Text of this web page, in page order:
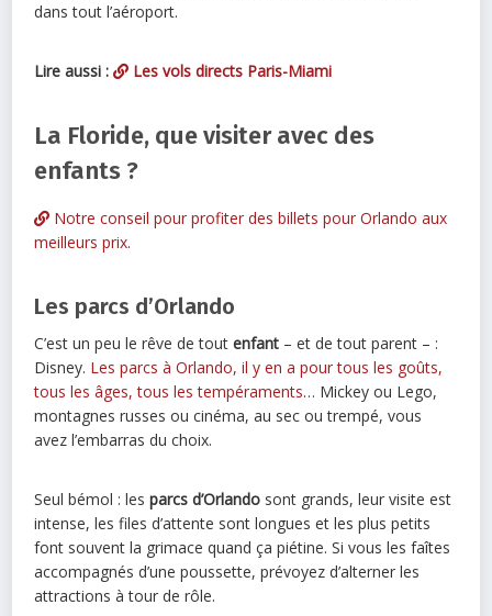
dans tout l’aéroport.
Lire aussi : Les vols directs Paris-Miami
La Floride, que visiter avec des
enfants ?
Notre conseil pour profiter des billets pour Orlando aux
meilleurs prix.
Les parcs d’Orlando
C’est un peu le rêve de tout enfant – et de tout parent – :
Disney. Les parcs à Orlando, il y en a pour tous les goûts,
tous les âges, tous les tempéraments… Mickey ou Lego,
montagnes russes ou cinéma, au sec ou trempé, vous
avez l’embarras du choix.
Seul bémol : lesparcs d’Orlando sont grands, leur visite est
intense, les files d’attente sont longues et les plus petits
font souvent la grimace quand ça piétine. Si vous les faîtes
accompagnés d’une poussette, prévoyez d’alterner les
attractions à tour de rôle.